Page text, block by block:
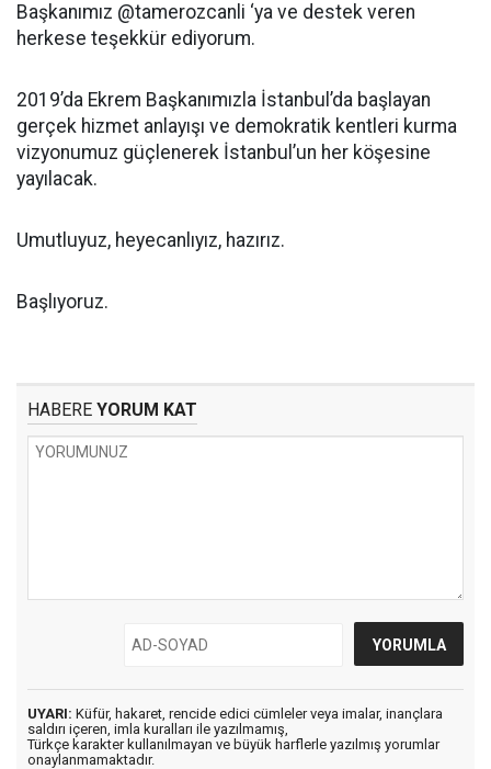
Başkanımız @tamerozcanli ‘ya ve destek veren
herkese teşekkür ediyorum.
2019’da Ekrem Başkanımızla İstanbul’da başlayan
gerçek hizmet anlayışı ve demokratik kentleri kurma
vizyonumuz güçlenerek İstanbul’un her köşesine
yayılacak.
Umutluyuz, heyecanlıyız, hazırız.
Başlıyoruz.
HABERE YORUM KAT
UYARI: Küfür, hakaret, rencide edici cümleler veya imalar, inançlara
saldırı içeren, imla kuralları ile yazılmamış,
Türkçe karakter kullanılmayan ve büyük harflerle yazılmış yorumlar
onaylanmamaktadır.